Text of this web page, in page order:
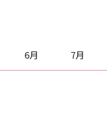
6月 7月